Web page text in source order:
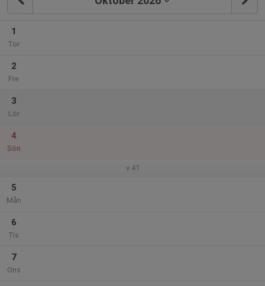
1
Tor
2
Fre
3
Lör
4
Sön
v.41
5
Mån
6
Tis
7
Ons